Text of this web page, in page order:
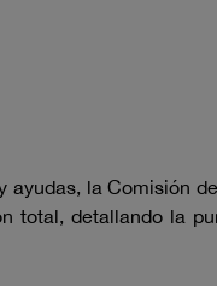
la Comisión
detallando la